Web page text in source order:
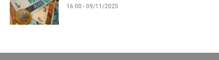
16:00 - 09/11/2025